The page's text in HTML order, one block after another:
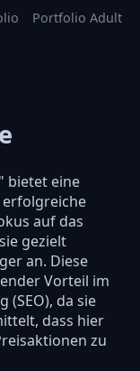
Portfolio Adult
bietet eine
auf das
gezielt
an. Diese
Vorteil im
(SEO), da sie
dass hier
zu